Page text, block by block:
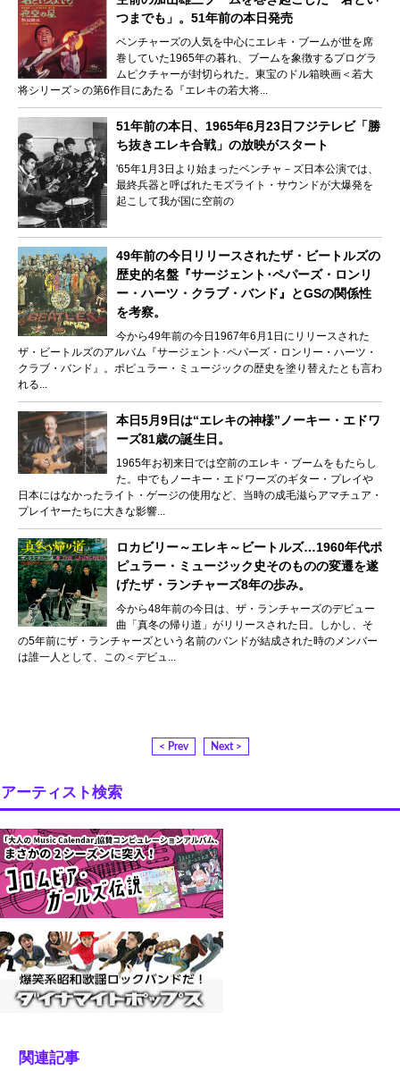
つまでも」。51年前の本日発売
ベンチャーズの人気を中心にエレキ・ブームが世を席
巻していた1965年の暮れ、ブームを象徴するプログラ
ムピクチャーが封切られた。東宝のドル箱映画＜若大
将シリーズ＞の第6作目にあたる『エレキの若大将...
51年前の本日、1965年6月23日フジテレビ「勝
ち抜きエレキ合戦」の放映がスタート
'65年1月3日より始まったベンチャ－ズ日本公演では、
最終兵器と呼ばれたモズライト・サウンドが大爆発を
起こして我が国に空前の
49年前の今日リリースされたザ・ビートルズの
歴史的名盤『サージェント･ペパーズ・ロンリ
ー・ハーツ・クラブ・バンド』とGSの関係性
を考察。
今から49年前の今日1967年6月1日にリリースされた
ザ・ビートルズのアルバム『サージェント･ペパーズ・ロンリー・ハーツ・
クラブ・バンド』。ポピュラー・ミュージックの歴史を塗り替えたとも言わ
れる...
本日5月9日は“エレキの神様”ノーキー・エドワ
ーズ81歳の誕生日。
1965年お初来日では空前のエレキ・ブームをもたらし
た。中でもノーキー・エドワーズのギター・プレイや
日本にはなかったライト・ゲージの使用など、当時の成毛滋らアマチュア・
プレイヤーたちに大きな影響...
ロカビリー～エレキ～ビートルズ…1960年代ポ
ピュラー・ミュージック史そのものの変遷を遂
げたザ・ランチャーズ8年の歩み。
今から48年前の今日は、ザ・ランチャーズのデビュー
曲「真冬の帰り道」がリリースされた日。しかし、そ
の5年前にザ・ランチャーズという名前のバンドが結成された時のメンバー
は誰一人として、この＜デビュ...
< Prev Next >
アーティスト検索
関連記事